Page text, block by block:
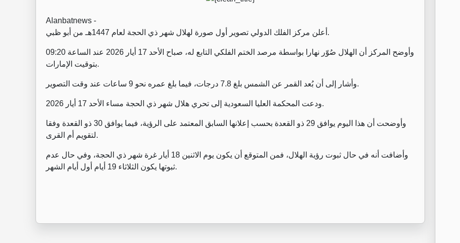
Alanbatnews -
أعلن مركز الفلك الدولي تصوير أول صورة لهلال شهر ذي الحجة لعام 1447هـ من أبو ظبي.
وأوضح المركز أن الهلال صُوّر نهارا بواسطة مرصد الختم الفلكي التابع له، صباح الأحد 17 أيار 2026 عند الساعة 09:20
بتوقيت الإمارات.
وأشار إلى أن بُعد القمر عن الشمس بلغ 7.8 درجات، فيما بلغ عمره نحو 9 ساعات عند وقت التصوير.
ودعت المحكمة العليا السعودية إلى تحري هلال شهر ذي الحجة مساء الأحد 17 أيار 2026.
وأوضحت أن هذا اليوم يوافق 29 ذو القعدة بحسب إعلانها السابق المعتمد على الرؤية، فيما يوافق 30 ذو القعدة وفقا
لتقويم أم القرى.
وأضافت أنه في حال ثبوت رؤية الهلال، فمن المتوقع أن يكون يوم الاثنين 18 أيار غرة شهر ذي الحجة، وفي حال عدم
ثبوتها يكون الثلاثاء 19 أيام أول أيام الشهر.